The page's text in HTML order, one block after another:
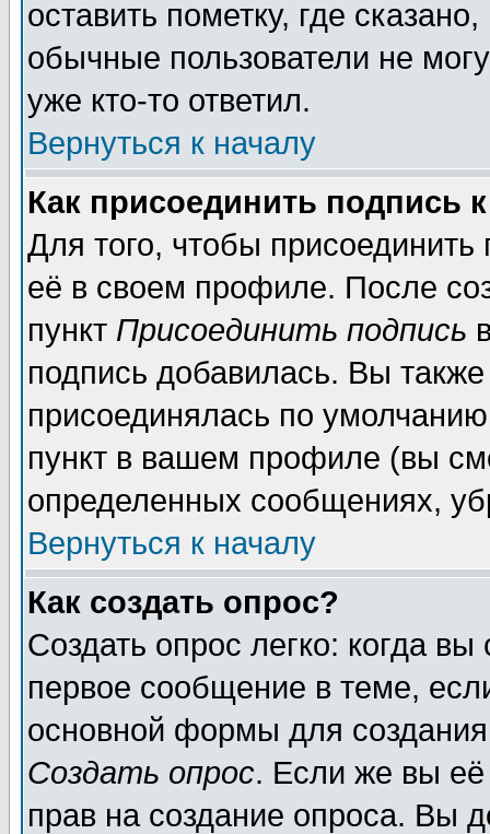
оставить пометку, где
обычные пользователи не
уже кто-то ответил.
Вернуться к началу
Как присоединить подпись
Для того, чтобы
её в своем профиле. После
пункт Присоединить подпись
подпись добавилась. Вы
присоединялась по
пункт в вашем профиле (вы
определенных сообщениях,
Вернуться к началу
Как создать опрос?
Создать опрос легко: когда
первое сообщение в теме,
основной формы для
Создать опрос. Если же вы её
прав на создание опроса. Вы